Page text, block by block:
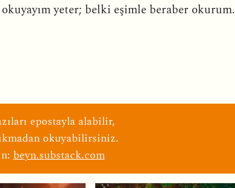
yeter; belki eşimle beraber okurum.
epostayla alabilir,
okuyabilirsiniz.
beyn.substack.com